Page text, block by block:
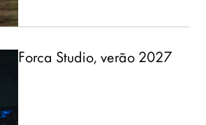
Forca Studio, verão 2027